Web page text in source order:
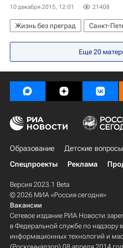
10 декабря 2015, 12:01 21408
Жизнь без преград
Санкт-
Алексей Лахов
"Е.В.А." (НП)
Еще 20
Образование Детские вопросы
Спецпроекты
Реклама
Версия 2023.1 Beta
© 2026 МИА «Россия сегодня»
Вакансии
Сетевое издание РИА Новости
в Федеральной службе по надзору
информационных технологий и